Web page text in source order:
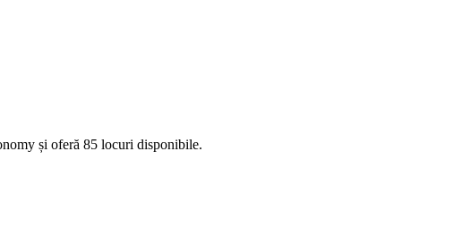
și oferă 85 locuri disponibile.